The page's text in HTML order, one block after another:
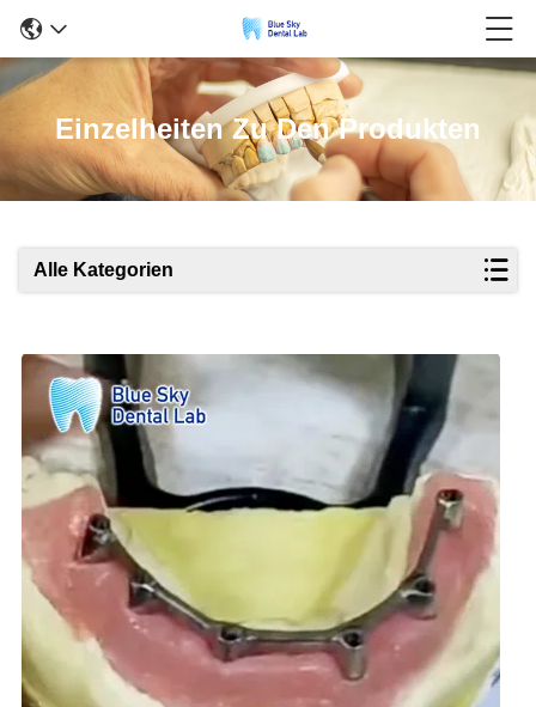
Einzelheiten Zu Den Produkten
Alle Kategorien